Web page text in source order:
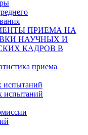
ПРИЕМА НА
НАУЧНЫХ И
КАДРОВ В
приема
испытаний
испытаний